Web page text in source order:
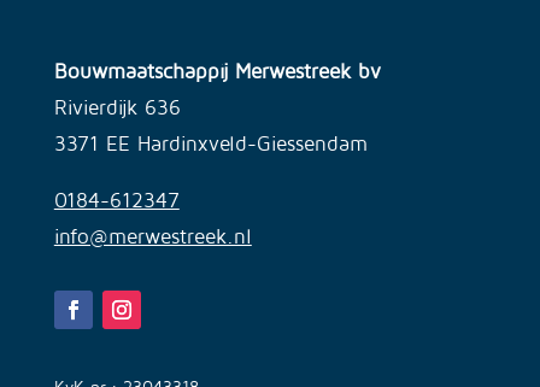
Bouwmaatschappij Merwestreek bv
Rivierdijk 636
3371 EE Hardinxveld-Giessendam
0184-612347
info@merwestreek.nl